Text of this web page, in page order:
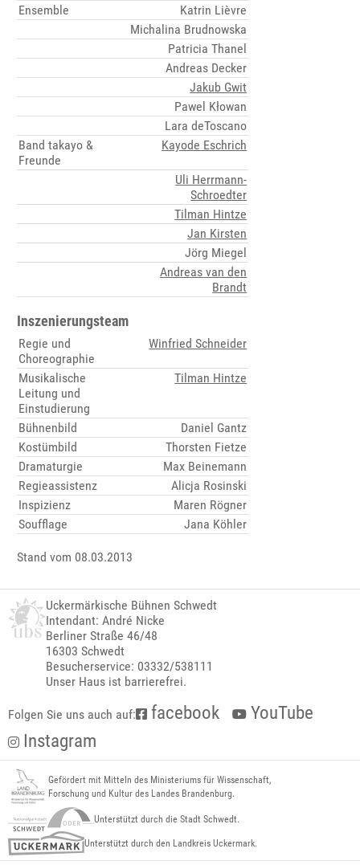
Ensemble
Katrin Lièvre
Michalina Brudnowska
Patricia Thanel
Andreas Decker
Jakub Gwit
Pawel Kłowan
Lara deToscano
Band takayo &
Freunde
Kayode Eschrich
Uli Herrmann-
Schroedter
Tilman Hintze
Jan Kirsten
Jörg Miegel
Andreas van den
Brandt
Inszenierungsteam
Regie und
Choreographie
Winfried Schneider
Musikalische
Leitung und
Einstudierung
Tilman Hintze
Bühnenbild
Daniel Gantz
Kostümbild
Thorsten Fietze
Dramaturgie
Max Beinemann
Regieassistenz
Alicja Rosinski
Inspizienz
Maren Rögner
Soufflage
Jana Köhler
Stand vom 08.03.2013
Uckermärkische Bühnen Schwedt
Intendant: André Nicke
Berliner Straße 46/48
16303 Schwedt
Besucherservice: 03332/538111
Unser Haus ist barrierefrei.
Folgen Sie uns auch auf: facebook
YouTube
Instagram
Gefördert mit Mitteln des Ministeriums für Wissenschaft,
Forschung und Kultur des Landes Brandenburg.
Unterstützt durch die Stadt Schwedt.
Unterstützt durch den Landkreis Uckermark.